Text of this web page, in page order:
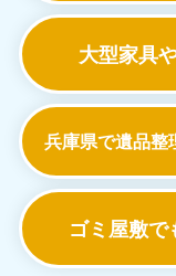
大型家具
兵庫県で遺品整
ゴミ屋敷で